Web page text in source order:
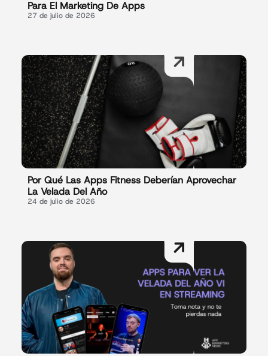
Para El Marketing De Apps
27 de julio de 2026
Por Qué Las Apps Fitness Deberían Aprovechar
La Velada Del Año
24 de julio de 2026